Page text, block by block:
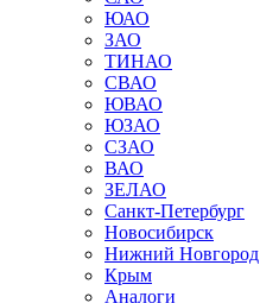
ЮАО
ЗАО
ТИНАО
СВАО
ЮВАО
ЮЗАО
СЗАО
ВАО
ЗЕЛАО
Санкт-Петербург
Новосибирск
Нижний Новгород
Крым
Аналоги